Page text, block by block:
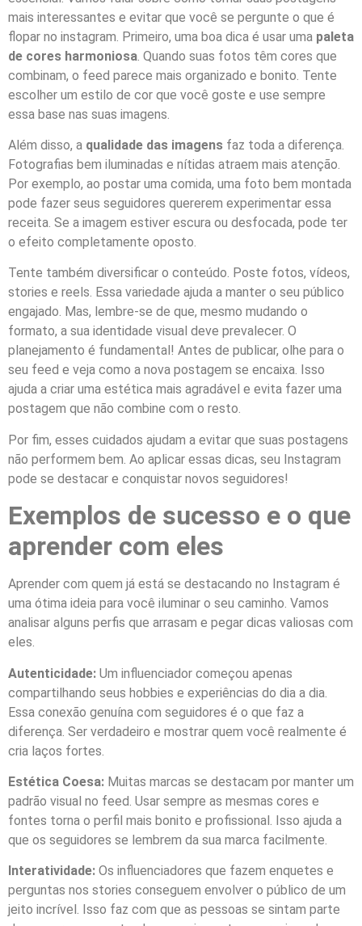
mais interessantes e evitar que você se pergunte o que é
flopar no instagram. Primeiro, uma boa dica é usar uma paleta
de cores harmoniosa . Quando suas fotos têm cores que
combinam, o feed parece mais organizado e bonito. Tente
escolher um estilo de cor que você goste e use sempre
essa base nas suas imagens.
Além disso, a qualidade das imagens faz toda a diferença.
Fotografias bem iluminadas e nítidas atraem mais atenção.
Por exemplo, ao postar uma comida, uma foto bem montada
pode fazer seus seguidores quererem experimentar essa
receita. Se a imagem estiver escura ou desfocada, pode ter
o efeito completamente oposto.
Tente também diversificar o conteúdo. Poste fotos, vídeos,
stories e reels. Essa variedade ajuda a manter o seu público
engajado. Mas, lembre-se de que, mesmo mudando o
formato, a sua identidade visual deve prevalecer. O
planejamento é fundamental! Antes de publicar, olhe para o
seu feed e veja como a nova postagem se encaixa. Isso
ajuda a criar uma estética mais agradável e evita fazer uma
postagem que não combine com o resto.
Por fim, esses cuidados ajudam a evitar que suas postagens
não performem bem. Ao aplicar essas dicas, seu Instagram
pode se destacar e conquistar novos seguidores!
Exemplos de sucesso e o que
aprender com eles
Aprender com quem já está se destacando no Instagram é
uma ótima ideia para você iluminar o seu caminho. Vamos
analisar alguns perfis que arrasam e pegar dicas valiosas com
eles.
Autenticidade: Um influenciador começou apenas
compartilhando seus hobbies e experiências do dia a dia.
Essa conexão genuína com seguidores é o que faz a
diferença. Ser verdadeiro e mostrar quem você realmente é
cria laços fortes.
Estética Coesa: Muitas marcas se destacam por manter um
padrão visual no feed. Usar sempre as mesmas cores e
fontes torna o perfil mais bonito e profissional. Isso ajuda a
que os seguidores se lembrem da sua marca facilmente.
Interatividade: Os influenciadores que fazem enquetes e
perguntas nos stories conseguem envolver o público de um
jeito incrível. Isso faz com que as pessoas se sintam parte